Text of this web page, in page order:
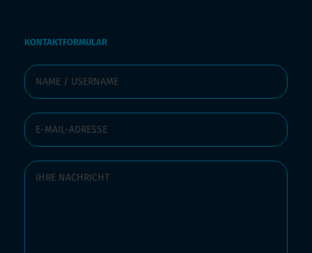
KONTAKTFORMULAR